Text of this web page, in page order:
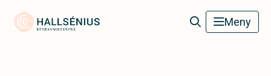
Hallsénius Begravningsbyrå Meny